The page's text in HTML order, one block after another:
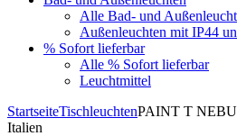
Alle Bad- und
Außenleuchten mit IP44
% Sofort lieferbar
Alle % Sofort lieferbar
Leuchtmittel
StartseiteTischleuchtenPAINT T
Italien